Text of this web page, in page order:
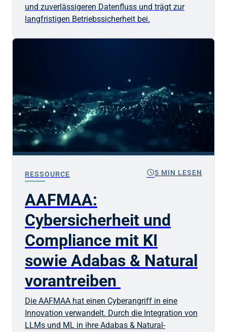
und zuverlässigeren Datenfluss und trägt zur
langfristigen Betriebssicherheit bei.
RESSOURCE schedule5 MIN LESEN
AAFMAA:
Cybersicherheit und
Compliance mit KI
sowie Adabas & Natural
vorantreiben
Die AAFMAA hat einen Cyberangriff in eine
Innovation verwandelt. Durch die Integration von
LLMs und ML in ihre Adabas & Natural-